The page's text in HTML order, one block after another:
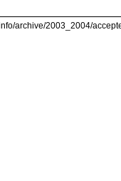
archive/2003_2004/